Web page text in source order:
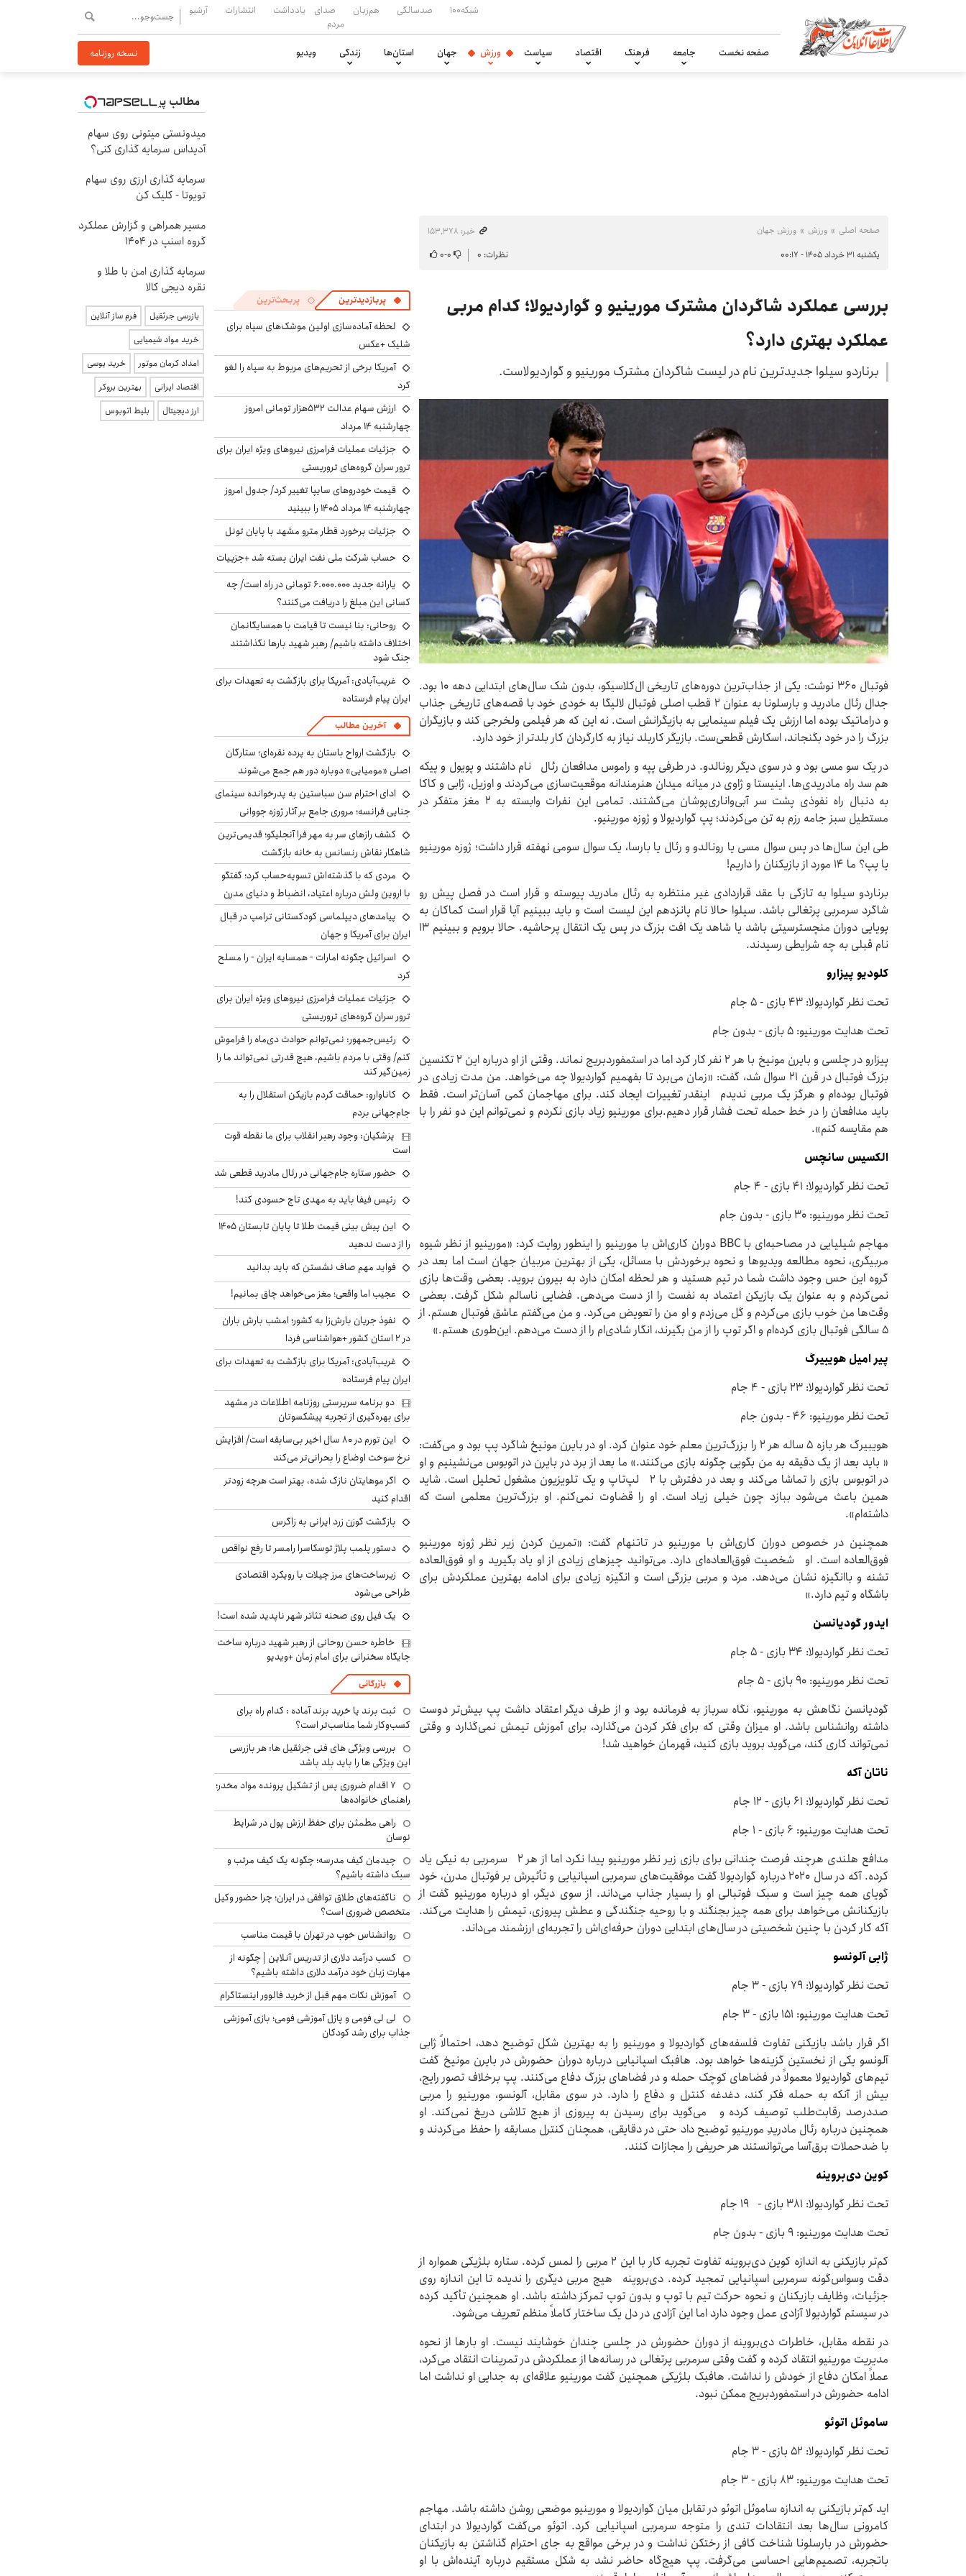
شبکه۱۰۰ صدسالگی هم‌زبان
صدای
مردم
یادداشت انتشارات آرشیو
صفحه نخست جامعه فرهنگ اقتصاد سیاست ورزش جهان استان‌ها زندگی ویدیو نسخه روزنامه
صفحه اصلی ورزش ورزش جهان
خبر: ۱۵۳٬۳۷۸
یکشنبه ۳۱ خرداد ۱۴۰۵ - ۰۰:۱۷
نظرات: ۰ ۰-۰
بررسی عملکرد شاگردان مشترک مورینیو و گواردیولا؛ کدام مربی
عملکرد بهتری دارد؟
برناردو سیلوا جدیدترین نام در لیست شاگردان مشترک مورینیو و گواردیولاست.
فوتبال ۳۶۰ نوشت: یکی از جذاب‌ترین دوره‌های تاریخی ال‌کلاسیکو، بدون شک سال‌های ابتدایی دهه ۱۰ بود.
جدال رئال مادرید و بارسلونا به عنوان ۲ قطب اصلی فوتبال لالیگا به خودی خود با قصه‌های تاریخی جذاب
و دراماتیک بوده اما ارزش یک فیلم سینمایی به بازیگرانش است. نه این که هر فیلمی ولخرجی کند و بازیگران
بزرگ را در خود بگنجاند، اسکارش قطعی‌ست. بازیگر کاربلد نیاز به کارگردان کار بلدتر از خود دارد.
در یک سو مسی بود و در سوی دیگر رونالدو. در طرفی پپه و راموس مدافعان رئال نام داشتند و پویول و پیکه
هم سد راه مادریدی‌ها. اینیستا و ژاوی در میانه میدان هنرمندانه موقعیت‌سازی می‌کردند و اوزیل، ژابی و کاکا
به دنبال راه نفوذی پشت سر آبی‌واناری‌پوشان می‌گشتند. تمامی این نفرات وابسته به ۲ مغز متفکر در
مستطیل سبز جامه رزم به تن می‌کردند؛ پپ گواردیولا و ژوزه مورینیو.
طی این سال‌ها در پس سوال مسی یا رونالدو و رئال یا بارسا، یک سوال سومی نهفته قرار داشت؛ ژوزه مورینیو
یا پپ؟ ما ۱۴ مورد از بازیکنان را داریم!
برناردو سیلوا به تازگی با عقد قراردادی غیر منتظره به رئال مادرید پیوسته و قرار است در فصل پیش رو
شاگرد سرمربی پرتغالی باشد. سیلوا حالا نام پانزدهم این لیست است و باید ببینیم آیا قرار است کماکان به
پویایی دوران منچسترسیتی باشد یا شاهد یک افت بزرگ در پس یک انتقال پرحاشیه‌. حالا برویم و ببینیم ۱۳
نام قبلی به چه شرایطی رسیدند.
کلودیو پیزارو
تحت نظر گواردیولا: ۴۳ بازی - ۵ جام
تحت هدایت مورینیو: ۵ بازی - بدون جام
پیزارو در چلسی و بایرن مونیخ با هر ۲ نفر کار کرد اما در استمفوردبریج نماند. وقتی از او درباره این ۲ تکنسین
بزرگ فوتبال در قرن ۲۱ سوال شد، گفت: «زمان می‌برد تا بفهمیم گواردیولا چه می‌خواهد. من مدت زیادی در
فوتبال بوده‌ام و هرگز یک مربی ندیدم اینقدر تغییرات ایجاد کند. برای مهاجمان کمی آسان‌تر است. فقط
باید مدافعان را در خط حمله تحت فشار قرار دهیم.برای مورینیو زیاد بازی نکردم و نمی‌توانم این دو نفر را با
هم مقایسه کنم».
الکسیس سانچس
تحت نظر گواردیولا: ۴۱ بازی - ۴ جام
تحت نظر مورینیو: ۳۰ بازی - بدون جام
مهاجم شیلیایی در مصاحبه‌ای با BBC دوران کاری‌اش با مورینیو را اینطور روایت کرد: «مورینیو از نظر شیوه
مربیگری، نحوه مطالعه ویدیوها و نحوه برخوردش با مسائل، یکی از بهترین مربیان جهان است اما بعد در
گروه این حس وجود داشت شما در تیم هستید و هر لحظه امکان دارد به بیرون بروید. بعضی وقت‌ها بازی
نمی‌کردم و به عنوان یک بازیکن اعتماد به نفست را از دست می‌دهی. فضایی ناسالم شکل گرفت. بعضی
وقت‌ها من خوب بازی می‌کردم و گل می‌زدم و او من را تعویض می‌کرد. و من می‌گفتم عاشق فوتبال هستم. از
۵ سالگی فوتبال بازی کرده‌ام و اگر توپ را از من بگیرند، انگار شادی‌ام را از دست می‌دهم. این‌طوری هستم.»
پیر امیل هویبیرگ
تحت نظر گواردیولا: ۲۳ بازی - ۴ جام
تحت نظر مورینیو: ۴۶ - بدون جام
هویبیرگ هر بازه ۵ ساله هر ۲ را بزرگ‌ترین معلم خود عنوان کرد. او در بایرن مونیخ شاگرد پپ بود و می‌گفت:
« باید بعد از یک دقیقه به من بگویی چگونه بازی می‌کنند.» ما بعد از برد در بایرن در اتوبوس می‌نشینیم و او
در اتوبوس بازی را تماشا می‌کند و بعد در دفترش با ۲ لپ‌تاپ و یک تلویزیون مشغول تحلیل است. شاید
همین باعث می‌شود ببازد چون خیلی زیاد است. او را قضاوت نمی‌کنم. او بزرگ‌ترین معلمی است که
داشته‌ام».
همچنین در خصوص دوران کاری‌اش با مورینیو در تاتنهام گفت: «تمرین کردن زیر نظر ژوزه مورینیو
فوق‌العاده است. او شخصیت فوق‌العاده‌ای دارد. می‌توانید چیزهای زیادی از او یاد بگیرید و او فوق‌العاده
تشنه و باانگیزه نشان می‌دهد. مرد و مربی بزرگی است و انگیزه زیادی برای ادامه بهترین عملکردش برای
باشگاه و تیم دارد.»
ایدور گودیانسن
تحت نظر گواردیولا: ۳۴ بازی - ۵ جام
تحت نظر مورینیو: ۹۰ بازی - ۵ جام
گودیانسن نگاهش به مورینیو، نگاه سرباز به فرمانده بود و از طرف دیگر اعتقاد داشت پپ بیش‌تر دوست
داشته روانشناس باشد. او میزان وقتی که برای فکر کردن می‌گذارد، برای آموزش تیمش نمی‌گذارد و وقتی
نمی‌تواند کاری کند، می‌گوید بروید بازی کنید، قهرمان خواهید شد!
ناتان آکه
تحت نظر گواردیولا: ۶۱ بازی - ۱۲ جام
تحت هدایت مورینیو: ۶ بازی - ۱ جام
مدافع هلندی هرچند فرصت چندانی برای بازی زیر نظر مورینیو پیدا نکرد اما از هر ۲ سرمربی به نیکی یاد
کرده. آکه در سال ۲۰۲۰ درباره گواردیولا گفت موفقیت‌های سرمربی اسپانیایی و تأثیرش بر فوتبال مدرن، خود
گویای همه چیز است و سبک فوتبالی او را بسیار جذاب می‌داند. از سوی دیگر، او درباره مورینیو گفت از
بازیکنانش می‌خواهد برای همه چیز بجنگند و با روحیه جنگندگی و عطش پیروزی، تیمش را هدایت می‌کند.
آکه کار کردن با چنین شخصیتی در سال‌های ابتدایی دوران حرفه‌ای‌اش را تجربه‌ای ارزشمند می‌داند.
ژابی آلونسو
تحت نظر گواردیولا: ۷۹ بازی - ۳ جام
تحت هدایت مورینیو: ۱۵۱ بازی - ۳ جام
اگر قرار باشد بازیکنی تفاوت فلسفه‌های گواردیولا و مورینیو را به بهترین شکل توضیح دهد، احتمالاً ژابی
آلونسو یکی از نخستین گزینه‌ها خواهد بود. هافبک اسپانیایی درباره دوران حضورش در بایرن مونیخ گفت
تیم‌های گواردیولا معمولاً در فضاهای کوچک حمله و در فضاهای بزرگ دفاع می‌کنند. پپ برخلاف تصور رایج،
بیش از آنکه به حمله فکر کند، دغدغه کنترل و دفاع را دارد. در سوی مقابل، آلونسو، مورینیو را مربی
صددرصد رقابت‌طلب توصیف کرده و می‌گوید برای رسیدن به پیروزی از هیچ تلاشی دریغ نمی‌کند. او
همچنین درباره رئال مادریدِ مورینیو توضیح داد حتی در دقایقی، همچنان کنترل مسابقه را حفظ می‌کردند و
با ضدحملات برق‌آسا می‌توانستند هر حریفی را مجازات کنند.
کوین دی‌بروینه
تحت نظر گواردیولا: ۳۸۱ بازی - ۱۹ جام
تحت هدایت مورینیو: ۹ بازی - بدون جام
کم‌تر بازیکنی به اندازه کوین دی‌بروینه تفاوت تجربه کار با این ۲ مربی را لمس کرده. ستاره بلژیکی همواره از
دقت وسواس‌گونه سرمربی اسپانیایی تمجید کرده. دی‌بروینه هیچ مربی دیگری را ندیده تا این اندازه روی
جزئیات، وظایف بازیکنان و نحوه حرکت تیم با توپ و بدون توپ تمرکز داشته باشد. او همچنین تأکید کرده
در سیستم گواردیولا آزادی عمل وجود دارد اما این آزادی در دل یک ساختار کاملاً منظم تعریف می‌شود.
در نقطه مقابل، خاطرات دی‌بروینه از دوران حضورش در چلسی چندان خوشایند نیست. او بارها از نحوه
مدیریت مورینیو انتقاد کرده و گفت وقتی سرمربی پرتغالی در رسانه‌ها از عملکردش در تمرینات انتقاد می‌کرد،
عملاً امکان دفاع از خودش را نداشت. هافبک بلژیکی همچنین گفت مورینیو علاقه‌ای به جدایی او نداشت اما
ادامه حضورش در استمفوردبریج ممکن نبود.
ساموئل اتوئو
تحت نظر گواردیولا: ۵۲ بازی - ۳ جام
تحت هدایت مورینیو: ۸۳ بازی - ۳ جام
اید کم‌تر بازیکنی به اندازه ساموئل اتوئو در تقابل میان گواردیولا و مورینیو موضعی روشن داشته باشد. مهاجم
کامرونی سال‌ها بعد انتقادات تندی را متوجه سرمربی اسپانیایی کرد. اتوئو می‌گفت گواردیولا در ابتدای
حضورش در بارسلونا شناخت کافی از رختکن نداشت و در برخی مواقع به جای احترام گذاشتن به بازیکنان
باتجربه، تصمیم‌هایی احساسی می‌گرفت. پپ هیچ‌گاه حاضر نشد به شکل مستقیم درباره آینده‌اش با او
پربازدیدترین پربحث‌ترین
لحظه آماده‌سازی اولین موشک‌های سپاه برای
شلیک +عکس
آمریکا برخی از تحریم‌های مربوط به سپاه را لغو
کرد
ارزش سهام عدالت ۵۳۲هزار تومانی امروز
چهارشنبه ۱۴ مرداد
جزئیات عملیات فرامرزی نیروهای ویژه ایران برای
ترور سران گروه‌های تروریستی
قیمت خودروهای سایپا تغییر کرد/ جدول امروز
چهارشنبه ۱۴ مرداد ۱۴۰۵ را ببینید
جزئیات برخورد قطار مترو مشهد با پایان تونل
حساب‌ شرکت ملی نفت ایران بسته شد +جزییات
یارانه جدید ۶.۰۰۰.۰۰۰ تومانی در راه است/ چه
کسانی این مبلغ را دریافت می‌کنند؟
روحانی: بنا نیست تا قیامت با همسایگانمان
اختلاف داشته باشیم/ رهبر شهید بارها نگذاشتند
جنگ شود
غریب‌آبادی: آمریکا برای بازگشت به تعهدات برای
ایران پیام فرستاده
آخرین مطالب
بازگشت ارواح باستان به پرده نقره‌ای؛ ستارگان
اصلی «مومیایی» دوباره دور هم جمع می‌شوند
ادای احترام سن سباستین به پدرخوانده سینمای
جنایی فرانسه؛ مروری جامع بر آثار ژوزه جووانی
کشف رازهای سر به مهر فرا آنجلیکو؛ قدیمی‌ترین
شاهکار نقاش رنسانس به خانه بازگشت
مردی که با گذشته‌اش تسویه‌حساب کرد؛ گفتگو
با اروین ولش درباره اعتیاد، انضباط و دنیای مدرن
پیامدهای دیپلماسی کودکستانی ترامپ در قبال
ایران برای آمریکا و جهان
اسرائیل چگونه امارات - همسایه ایران - را مسلح
کرد
جزئیات عملیات فرامرزی نیروهای ویژه ایران برای
ترور سران گروه‌های تروریستی
رئیس‌جمهور: نمی‌توانم حوادث دی‌ماه را فراموش
کنم/ وقتی با مردم باشیم، هیچ قدرتی نمی‌تواند ما را
زمین‌گیر کند
کاناوارو: حماقت کردم بازیکن استقلال را به
جام‌جهانی بردم
پزشکیان: وجود رهبر انقلاب برای ما نقطه قوت
است
حضور ستاره جام‌جهانی در رئال مادرید قطعی شد
رئیس فیفا باید به مهدی تاج حسودی کند!
این پیش بینی قیمت طلا تا پایان تابستان ۱۴۰۵
را از دست ندهید
فواید مهم صاف نشستن که باید بدانید
عجیب اما واقعی؛ مغز می‌خواهد چاق بمانیم!
نفوذ جریان بارش‌زا به کشور؛ امشب بارش باران
در ۲ استان کشور +هواشناسی فردا
غریب‌آبادی: آمریکا برای بازگشت به تعهدات برای
ایران پیام فرستاده
دو برنامه سرپرستی روزنامه اطلاعات در مشهد
برای بهره‌گیری از تجربه پیشکسوتان
این تورم در ۸۰ سال اخیر بی‌سابقه است/ افزایش
نرخ سوخت اوضاع را بحرانی‌تر می‌کند
اگر موهایتان نازک شده، بهتر است هرچه زودتر
اقدام کنید
بازگشت گوزن زرد ایرانی به زاگرس
دستور پلمب پلاژ توسکاسرا رامسر تا رفع نواقص
زیرساخت‌های مرز چیلات با رویکرد اقتصادی
طراحی می‌شود
یک فیل روی صحنه تئاتر شهر ناپدید شده است!
خاطره حسن روحانی از رهبر شهید درباره ساخت
جایگاه سخنرانی برای امام زمان +ویدیو
بازرگانی
ثبت برند یا خرید برند آماده : کدام راه برای
کسب‌وکار شما مناسب‌تر است؟
بررسی ویژگی های فنی جرثقیل ها: هر بازرسی
این ویژگی ها را باید بلد باشد
۷ اقدام ضروری پس از تشکیل پرونده مواد مخدر؛
راهنمای خانواده‌ها
راهی مطمئن برای حفظ ارزش پول در شرایط
نوسان
چیدمان کیف مدرسه؛ چگونه یک کیف مرتب و
سبک داشته باشیم؟
ناگفته‌های طلاق توافقی در ایران؛ چرا حضور وکیل
متخصص ضروری است؟
روانشناس خوب در تهران با قیمت مناسب
کسب درآمد دلاری از تدریس آنلاین | چگونه از
مهارت زبان خود درآمد دلاری داشته باشیم؟
آموزش نکات مهم قبل از خرید فالوور اینستاگرام
لی لی فومی و پازل آموزشی فومی؛ بازی آموزشی
جذاب برای رشد کودکان
مطالب پیشنهادی
میدونستی میتونی روی سهام
آدیداس سرمایه گذاری کنی؟
سرمایه گذاری ارزی روی سهام
تویوتا - کلیک کن
مسیر همراهی و گزارش عملکرد
گروه اسنپ در ۱۴۰۴
سرمایه گذاری امن با طلا و
نقره دیجی کالا
بازرسی جرثقیل
فرم ساز آنلاین
خرید مواد شیمیایی
امداد کرمان موتور
خرید یوسی
اقتصاد ایرانی
بهترین بروکر
ارز دیجیتال
بلیط اتوبوس